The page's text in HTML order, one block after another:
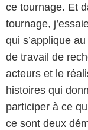
ce tournage. Et
tournage,
qui s’applique
de travail de
acteurs et le
histoires qui
participer à ce
ce sont deux